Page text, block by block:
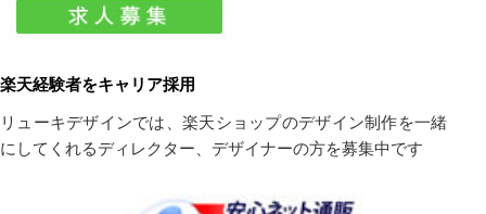
楽天経験者をキャリア採用
リューキデザインでは、楽天ショップのデザイン制作を一緒
にしてくれるディレクター、デザイナーの方を募集中です